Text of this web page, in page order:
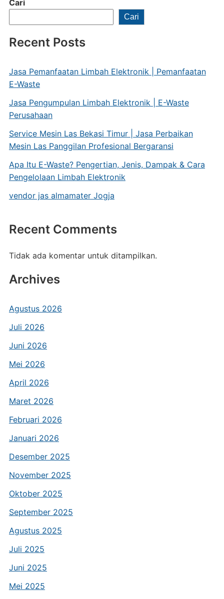
Cari
Cari
Recent Posts
Jasa Pemanfaatan Limbah Elektronik | Pemanfaatan
E-Waste
Jasa Pengumpulan Limbah Elektronik | E-Waste
Perusahaan
Service Mesin Las Bekasi Timur | Jasa Perbaikan
Mesin Las Panggilan Profesional Bergaransi
Apa Itu E-Waste? Pengertian, Jenis, Dampak & Cara
Pengelolaan Limbah Elektronik
vendor jas almamater Jogja
Recent Comments
Tidak ada komentar untuk ditampilkan.
Archives
Agustus 2026
Juli 2026
Juni 2026
Mei 2026
April 2026
Maret 2026
Februari 2026
Januari 2026
Desember 2025
November 2025
Oktober 2025
September 2025
Agustus 2025
Juli 2025
Juni 2025
Mei 2025